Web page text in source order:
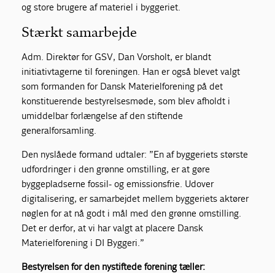
og store brugere af materiel i byggeriet.
Stærkt samarbejde
Adm. Direktør for GSV, Dan Vorsholt, er blandt
initiativtagerne til foreningen. Han er også blevet valgt
som formanden for Dansk Materielforening på det
konstituerende bestyrelsesmøde, som blev afholdt i
umiddelbar forlængelse af den stiftende
generalforsamling.
Den nyslåede formand udtaler: ”En af byggeriets største
udfordringer i den grønne omstilling, er at gøre
byggepladserne fossil- og emissionsfrie. Udover
digitalisering, er samarbejdet mellem byggeriets aktører
nøglen for at nå godt i mål med den grønne omstilling.
Det er derfor, at vi har valgt at placere Dansk
Materielforening i DI Byggeri.”
Bestyrelsen for den nystiftede forening tæller: